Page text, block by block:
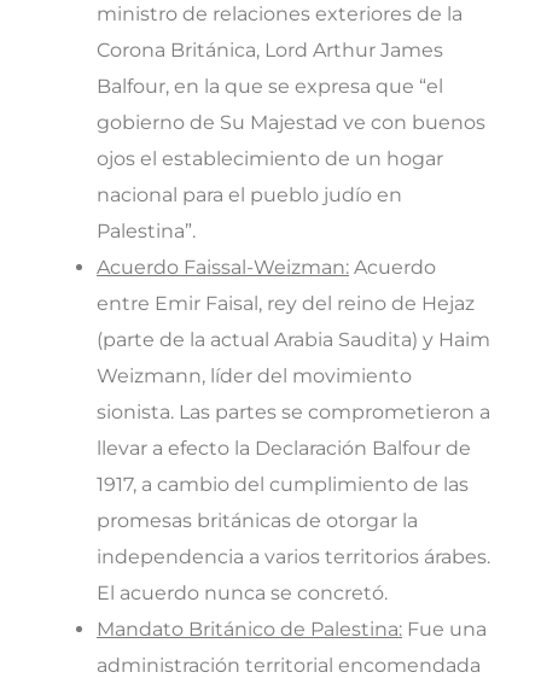
ministro de relaciones exteriores de la
Corona Británica, Lord Arthur James
Balfour, en la que se expresa que “el
gobierno de Su Majestad ve con buenos
ojos el establecimiento de un hogar
nacional para el pueblo judío en
Palestina”.
Acuerdo Faissal-Weizman: Acuerdo
entre Emir Faisal, rey del reino de Hejaz
(parte de la actual Arabia Saudita) y Haim
Weizmann, líder del movimiento
sionista. Las partes se comprometieron a
llevar a efecto la Declaración Balfour de
1917, a cambio del cumplimiento de las
promesas británicas de otorgar la
independencia a varios territorios árabes.
El acuerdo nunca se concretó.
Mandato Británico de Palestina: Fue una
administración territorial encomendada